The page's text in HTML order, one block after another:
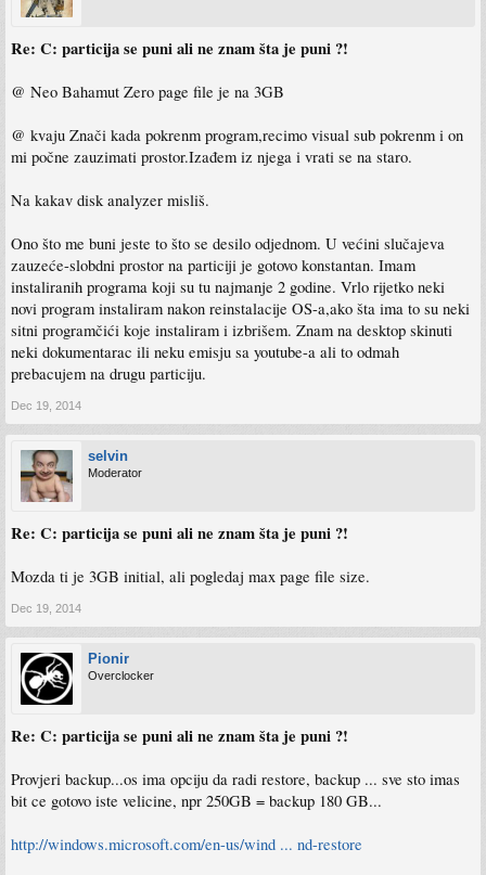
Re: C: particija se puni ali ne znam šta je puni ?!
@ Neo Bahamut Zero page file je na 3GB
@ kvaju Znači kada pokrenm program,recimo visual sub pokrenm i on
mi počne zauzimati prostor.Izađem iz njega i vrati se na staro.
Na kakav disk analyzer misliš.
Ono što me buni jeste to što se desilo odjednom. U većini slučajeva
zauzeće-slobdni prostor na particiji je gotovo konstantan. Imam
instaliranih programa koji su tu najmanje 2 godine. Vrlo rijetko neki
novi program instaliram nakon reinstalacije OS-a,ako šta ima to su neki
sitni programčići koje instaliram i izbrišem. Znam na desktop skinuti
neki dokumentarac ili neku emisju sa youtube-a ali to odmah
prebacujem na drugu particiju.
Dec 19, 2014
selvin
Moderator
Re: C: particija se puni ali ne znam šta je puni ?!
Mozda ti je 3GB initial, ali pogledaj max page file size.
Dec 19, 2014
Pionir
Overclocker
Re: C: particija se puni ali ne znam šta je puni ?!
Provjeri backup...os ima opciju da radi restore, backup ... sve sto imas
bit ce gotovo iste velicine, npr 250GB = backup 180 GB...
http://windows.microsoft.com/en-us/wind ... nd-restore